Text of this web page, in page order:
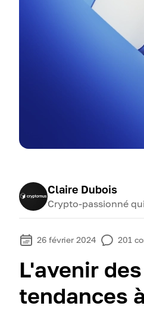
Claire Dubois
Crypto-passionné
26 février 2024 201
L'avenir
tendances